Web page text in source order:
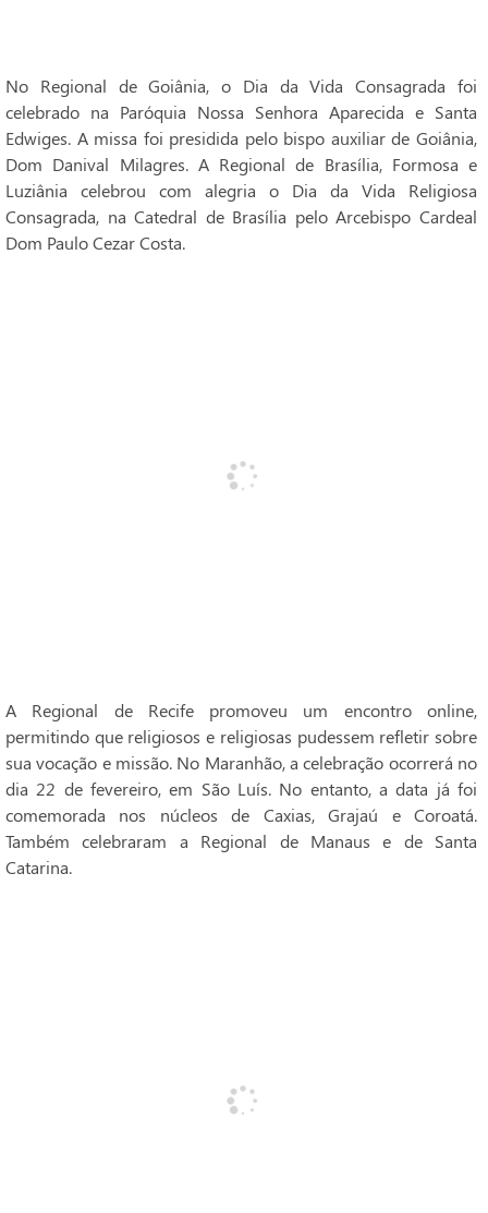
No Regional de Goiânia, o Dia da Vida Consagrada foi
celebrado na Paróquia Nossa Senhora Aparecida e Santa
Edwiges. A missa foi presidida pelo bispo auxiliar de Goiânia,
Dom Danival Milagres. A Regional de Brasília, Formosa e
Luziânia celebrou com alegria o Dia da Vida Religiosa
Consagrada, na Catedral de Brasília pelo Arcebispo Cardeal
Dom Paulo Cezar Costa.
A Regional de Recife promoveu um encontro online,
permitindo que religiosos e religiosas pudessem refletir sobre
sua vocação e missão. No Maranhão, a celebração ocorrerá no
dia 22 de fevereiro, em São Luís. No entanto, a data já foi
comemorada nos núcleos de Caxias, Grajaú e Coroatá.
Também celebraram a Regional de Manaus e de Santa
Catarina.